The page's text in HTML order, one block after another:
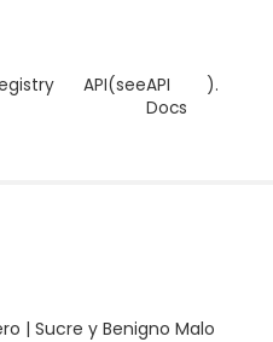
API(seeAPI
Docs
).
| Sucre y Benigno Malo